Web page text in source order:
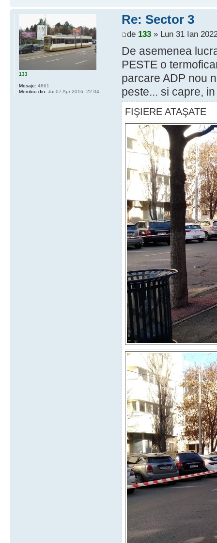
Re: Sector 3
de 133» Lun 31 Ian
De asemenea
PESTE o
parcare ADP nou
peste... si capre,
FIŞIERE ATAŞATE
133
Mesaje: 4861
Membru din: Joi 07 Apr 2016, 22:04